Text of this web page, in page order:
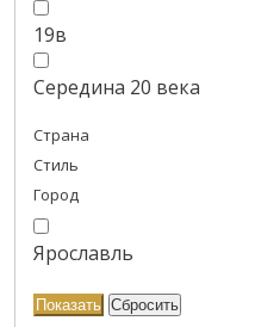
19в
Середина 20 века
Страна
Стиль
Город
Ярославль